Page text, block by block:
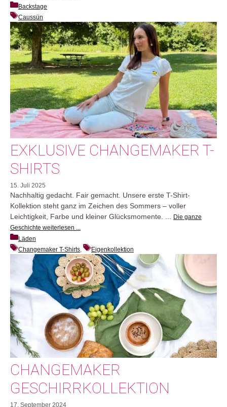
Backstage
Caussün
EXKLUSIVE CHANGEMAKER T-
SHIRTS
15. Juli 2025
Nachhaltig gedacht. Fair gemacht. Unsere erste T-Shirt-
Kollektion steht ganz im Zeichen des Sommers – voller
Leichtigkeit, Farbe und kleiner Glücksmomente. ...
Die ganze
Geschichte weiterlesen ...
Läden
Changemaker T-Shirts
Eigenkollektion
CHANGEMAKER
GESCHIRRKOLLEKTION
17. September 2024